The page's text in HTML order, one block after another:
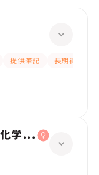
提供筆記
長期補習
学(英文卷)